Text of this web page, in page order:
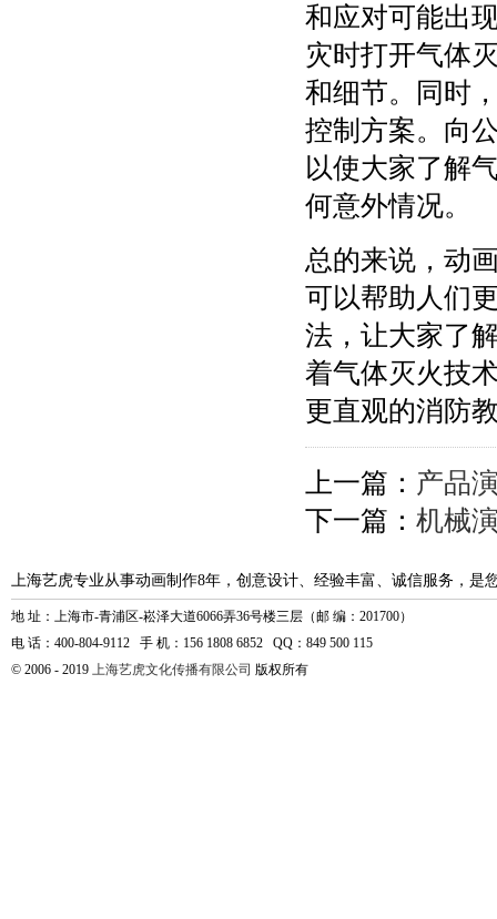
和应对可能出
灾时打开气体
和细节。同时
控制方案。向
以使大家了解
何意外情况。
总的来说，动
可以帮助人们
法，让大家了
着气体灭火技
更直观的消防
上一篇： 产品
下一篇： 机械
上海艺虎专业从事动画制作8年，创意设计、经验丰富、诚信服务，是
地 址：上海市-青浦区-崧泽大道6066弄36号楼三层（邮 编：201700）
电 话：400-804-9112 手 机：156 1808 6852 QQ：849 500 115
© 2006 - 2019 上海艺虎文化传播有限公司 版权所有